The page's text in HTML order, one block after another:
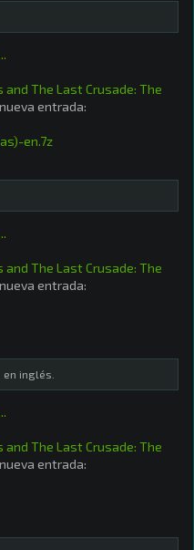
and The Last Crusade: The
entrada:
en.7z
and The Last Crusade: The
entrada:
en inglés.
and The Last Crusade: The
entrada: